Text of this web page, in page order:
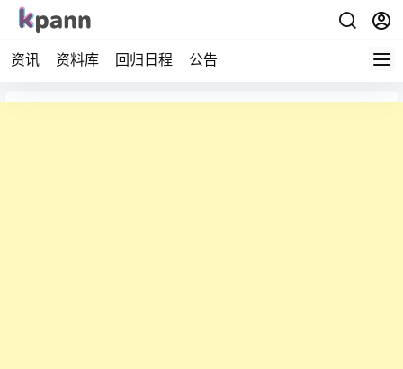
资讯 资料库 回归日程 公告